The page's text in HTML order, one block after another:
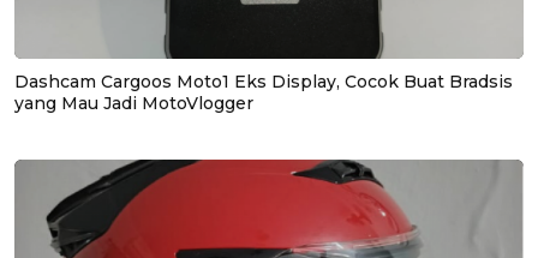
Dashcam Cargoos Moto1 Eks Display, Cocok Buat Bradsis
yang Mau Jadi MotoVlogger